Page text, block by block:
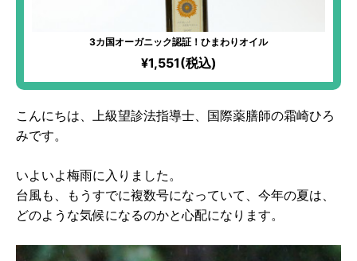
3カ国オーガニック認証！ひまわりオイル
¥1,551(税込)
こんにちは、上級望診法指導士、国際薬膳師の霜崎ひろ
みです。
いよいよ梅雨に入りました。
台風も、もうすでに複数号になっていて、今年の夏は、
どのような気候になるのかと心配になります。